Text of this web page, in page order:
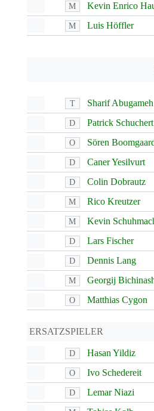
M Kevin Enrico
M Luis Höffler
T Sharif Abugameh
D Patrick Schuchert
O Sören
D Caner Yesilvurt
D Colin Dobrautz
M Rico Kreutzer
M Kevin
D Lars Fischer
D Dennis Lang
M Georgij
O Matthias Cygon
ERSATZSPIELER
D Hasan Yildiz
O Ivo Schedereit
D Lemar Niazi